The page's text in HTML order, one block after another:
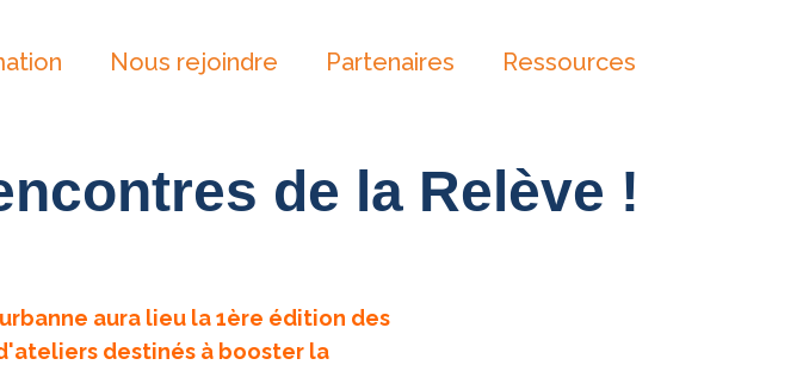
Nous rejoindre Partenaires Ressources
de la Relève !
aura lieu la 1ère édition des
destinés à booster la